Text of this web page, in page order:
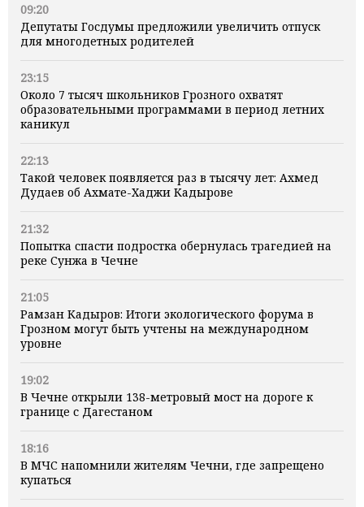
09:20
Депутаты Госдумы предложили увеличить отпуск
для многодетных родителей
23:15
Около 7 тысяч школьников Грозного охватят
образовательными программами в период летних
каникул
22:13
Такой человек появляется раз в тысячу лет: Ахмед
Дудаев об Ахмате-Хаджи Кадырове
21:32
Попытка спасти подростка обернулась трагедией на
реке Сунжа в Чечне
21:05
Рамзан Кадыров: Итоги экологического форума в
Грозном могут быть учтены на международном
уровне
19:02
В Чечне открыли 138-метровый мост на дороге к
границе с Дагестаном
18:16
В МЧС напомнили жителям Чечни, где запрещено
купаться